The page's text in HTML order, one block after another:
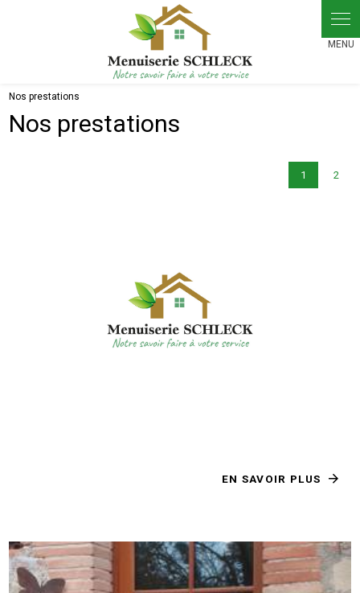
Nos prestations
Nos prestations
1 2
EN SAVOIR PLUS
Panneau de gestion des cookies